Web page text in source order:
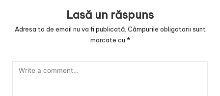
Lasă un răspuns
Adresa ta de email nu va fi publicată. Câmpurile obligatorii sunt
marcate cu *